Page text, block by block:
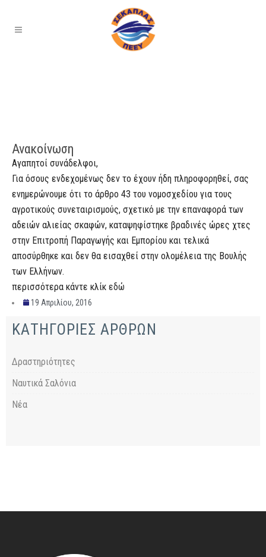
Ανακοίνωση
Αγαπητοί συνάδελφοι,
Για όσους ενδεχομένως δεν το έχουν ήδη πληροφορηθεί, σας
ενημερώνουμε ότι το άρθρο 43 του νομοσχεδίου για τους
αγροτικούς συνεταιρισμούς, σχετικό με την επαναφορά των
αδειών αλιείας σκαφών, καταψηφίστηκε βραδινές ώρες χτες
στην Επιτροπή Παραγωγής και Εμπορίου και τελικά
αποσύρθηκε και δεν θα εισαχθεί στην ολομέλεια της Βουλής
των Ελλήνων.
περισσότερα κάντε κλίκ εδώ
19 Απριλίου, 2016
ΚΑΤΗΓΟΡΙΕΣ ΑΡΘΡΩΝ
Δραστηριότητες
Ναυτικά Σαλόνια
Νέα